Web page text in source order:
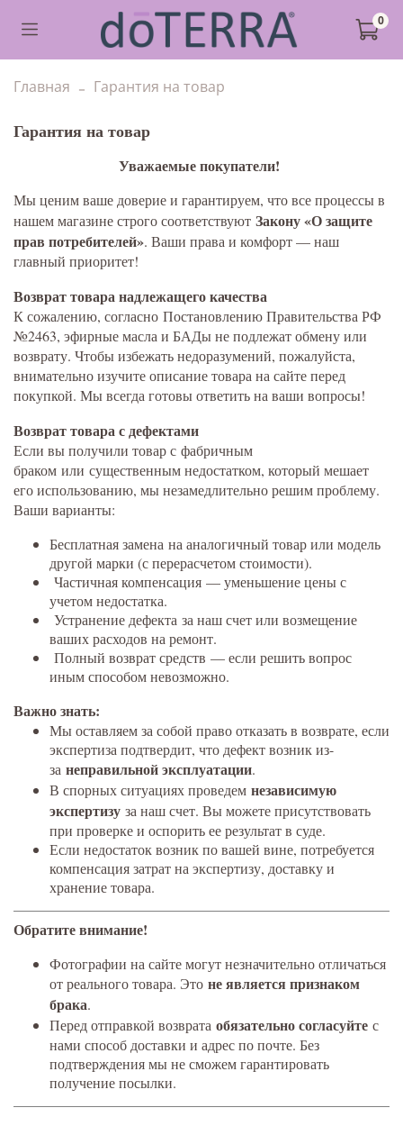
0
Главная Гарантия на товар
Гарантия на товар
Уважаемые покупатели!
Мы ценим ваше доверие и гарантируем, что все процессы в
нашем магазине строго соответствуют Закону «О защите
прав потребителей». Ваши права и комфорт — наш
главный приоритет!
Возврат товара надлежащего качества
К сожалению, согласно Постановлению Правительства РФ
№2463, эфирные масла и БАДы не подлежат обмену или
возврату. Чтобы избежать недоразумений, пожалуйста,
внимательно изучите описание товара на сайте перед
покупкой. Мы всегда готовы ответить на ваши вопросы!
Возврат товара с дефектами
Если вы получили товар с фабричным
браком или существенным недостатком, который мешает
его использованию, мы незамедлительно решим проблему.
Ваши варианты:
Бесплатная замена на аналогичный товар или модель
другой марки (с перерасчетом стоимости).
Частичная компенсация — уменьшение цены с
учетом недостатка.
Устранение дефекта за наш счет или возмещение
ваших расходов на ремонт.
Полный возврат средств — если решить вопрос
иным способом невозможно.
Важно знать:
Мы оставляем за собой право отказать в возврате, если
экспертиза подтвердит, что дефект возник из-
за неправильной эксплуатации.
В спорных ситуациях проведем независимую
экспертизу за наш счет. Вы можете присутствовать
при проверке и оспорить ее результат в суде.
Если недостаток возник по вашей вине, потребуется
компенсация затрат на экспертизу, доставку и
хранение товара.
Обратите внимание!
Фотографии на сайте могут незначительно отличаться
от реального товара. Это не является признаком
брака.
Перед отправкой возврата обязательно согласуйте с
нами способ доставки и адрес по почте. Без
подтверждения мы не сможем гарантировать
получение посылки.